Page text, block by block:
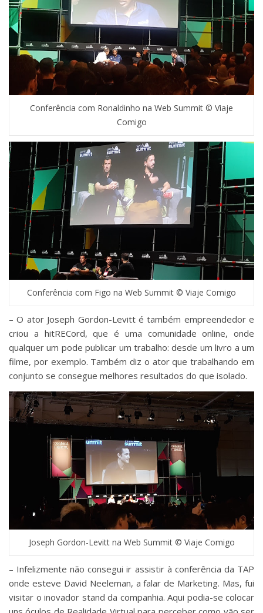
Conferência com Ronaldinho na Web Summit © Viaje
Comigo
Conferência com Figo na Web Summit © Viaje Comigo
– O ator Joseph Gordon-Levitt é também empreendedor e
criou a hitRECord, que é uma comunidade online, onde
qualquer um pode publicar um trabalho: desde um livro a um
filme, por exemplo. Também diz o ator que trabalhando em
conjunto se consegue melhores resultados do que isolado.
Joseph Gordon-Levitt na Web Summit © Viaje Comigo
– Infelizmente não consegui ir assistir à conferência da TAP
onde esteve David Neeleman, a falar de Marketing. Mas, fui
visitar o inovador stand da companhia. Aqui podia-se colocar